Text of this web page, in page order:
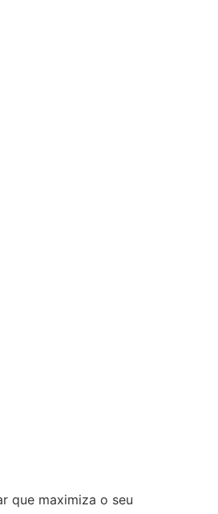
que maximiza o seu